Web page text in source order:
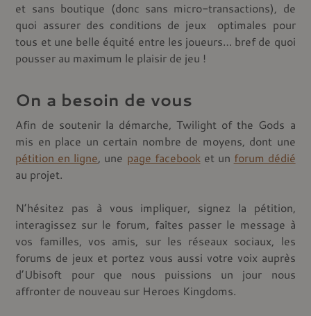
et sans boutique (donc sans micro-transactions), de
quoi assurer des conditions de jeux optimales pour
tous et une belle équité entre les joueurs… bref de quoi
pousser au maximum le plaisir de jeu !
On a besoin de vous
Afin de soutenir la démarche, Twilight of the Gods a
mis en place un certain nombre de moyens, dont une
pétition en ligne, une page facebook et un forum dédié
au projet.
N’hésitez pas à vous impliquer, signez la pétition,
interagissez sur le forum, faîtes passer le message à
vos familles, vos amis, sur les réseaux sociaux, les
forums de jeux et portez vous aussi votre voix auprès
d’Ubisoft pour que nous puissions un jour nous
affronter de nouveau sur Heroes Kingdoms.